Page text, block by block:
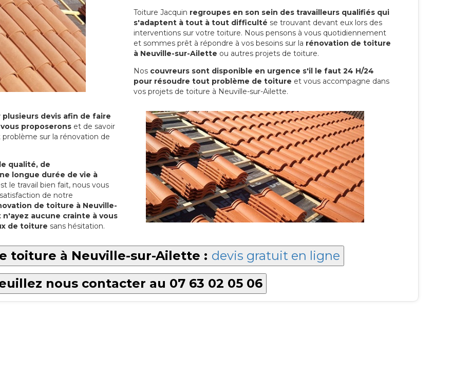
Toiture Jacquin regroupes en son sein des travailleurs qualifiés qui
s'adaptent à tout à tout difficulté se trouvant devant eux lors des
interventions sur votre toiture. Nous pensons à vous quotidiennement
et sommes prêt à répondre à vos besoins sur la rénovation de toiture
à Neuville-sur-Ailette ou autres projets de toiture.
Nos couvreurs sont disponible en urgence s'il le faut 24 H/24
pour résoudre tout problème de toiture et vous accompagne dans
vos projets de toiture à Neuville-sur-Ailette.
devis afin de faire
proposerons et de savoir
sur la rénovation de
qualité, de
longue durée de vie à
le travail bien fait, nous vous
de notre
de toiture à Neuville-
aucune crainte à vous
de toiture sans hésitation.
toiture à Neuville-sur-Ailette : devis gratuit en ligne
nous contacter au 07 63 02 05 06